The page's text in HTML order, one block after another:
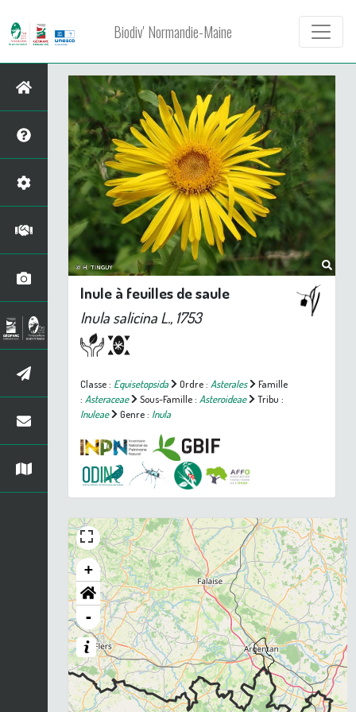
Biodiv' Normandie-Maine
Inule à feuilles de saule
Inula salicina L., 1753
Classe : Equisetopsida Ordre : Asterales
Famille
: Asteraceae Sous-Famille : Asteroideae
Tribu :
Inuleae
Genre : Inula
+
-